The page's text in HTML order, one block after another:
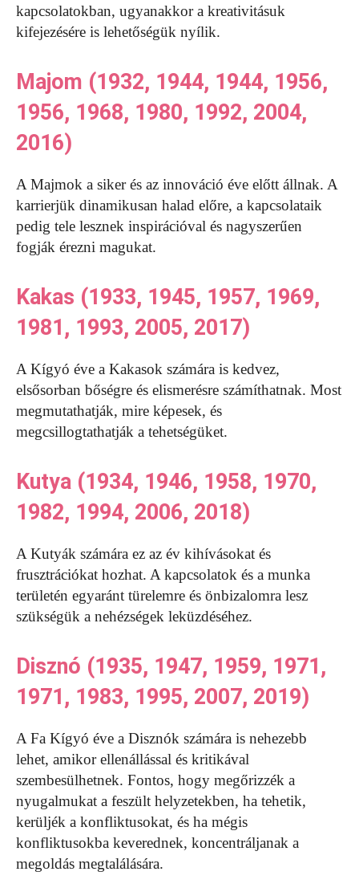
kapcsolatokban, ugyanakkor a kreativitásuk
kifejezésére is lehetőségük nyílik.
Majom (1932, 1944, 1944, 1956,
1956, 1968, 1980, 1992, 2004,
2016)
A Majmok a siker és az innováció éve előtt állnak. A
karrierjük dinamikusan halad előre, a kapcsolataik
pedig tele lesznek inspirációval és nagyszerűen
fogják érezni magukat.
Kakas (1933, 1945, 1957, 1969,
1981, 1993, 2005, 2017)
A Kígyó éve a Kakasok számára is kedvez,
elsősorban bőségre és elismerésre számíthatnak. Most
megmutathatják, mire képesek, és
megcsillogtathatják a tehetségüket.
Kutya (1934, 1946, 1958, 1970,
1982, 1994, 2006, 2018)
A Kutyák számára ez az év kihívásokat és
frusztrációkat hozhat. A kapcsolatok és a munka
területén egyaránt türelemre és önbizalomra lesz
szükségük a nehézségek leküzdéséhez.
Disznó (1935, 1947, 1959, 1971,
1971, 1983, 1995, 2007, 2019)
A Fa Kígyó éve a Disznók számára is nehezebb
lehet, amikor ellenállással és kritikával
szembesülhetnek. Fontos, hogy megőrizzék a
nyugalmukat a feszült helyzetekben, ha tehetik,
kerüljék a konfliktusokat, és ha mégis
konfliktusokba keverednek, koncentráljanak a
megoldás megtalálására.